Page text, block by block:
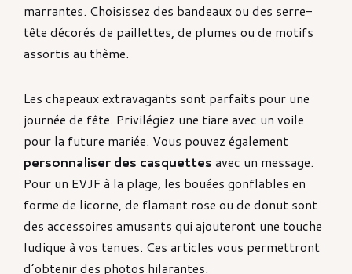
marrantes. Choisissez des bandeaux ou des serre-
tête décorés de paillettes, de plumes ou de motifs
assortis au thème.
Les chapeaux extravagants sont parfaits pour une
journée de fête. Privilégiez une tiare avec un voile
pour la future mariée. Vous pouvez également
personnaliser des casquettes avec un message.
Pour un EVJF à la plage, les bouées gonflables en
forme de licorne, de flamant rose ou de donut sont
des accessoires amusants qui ajouteront une touche
ludique à vos tenues. Ces articles vous permettront
d’obtenir des photos hilarantes.